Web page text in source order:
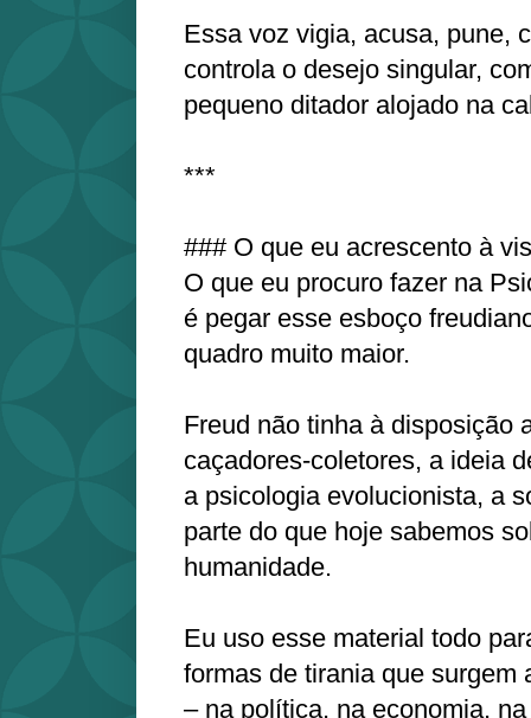
Essa voz vigia, acusa, pune,
controla o desejo singular,
pequeno ditador alojado na
***
### O que eu acrescento à
O que eu procuro fazer na
é pegar esse esboço
quadro muito maior.
Freud não tinha à disposição
caçadores‑coletores, a ideia
a psicologia evolucionista, a
parte do que hoje sabemos
humanidade.
Eu uso esse material todo
formas de tirania que surgem
– na política, na economia,